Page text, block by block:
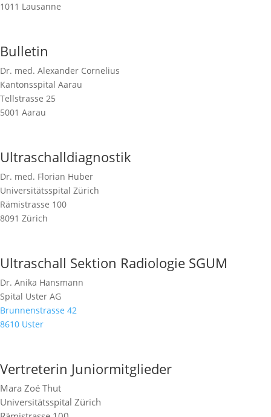
1011 Lausanne
Bulletin
Dr. med. Alexander Cornelius
Kantonsspital Aarau
Tellstrasse 25
5001 Aarau
Ultraschalldiagnostik
Dr. med. Florian Huber
Universitätsspital Zürich
Rämistrasse 100
8091 Zürich
Ultraschall Sektion Radiologie SGUM
Dr. Anika Hansmann
Spital Uster AG
Brunnenstrasse 42
8610 Uster
Vertreterin Juniormitglieder
Mara Zoé Thut
Universitätsspital Zürich